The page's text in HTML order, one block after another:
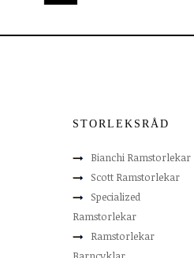
STORLEKSRÅD
Bianchi Ramstorlekar
Scott Ramstorlekar
Specialized
Ramstorlekar
Ramstorlekar